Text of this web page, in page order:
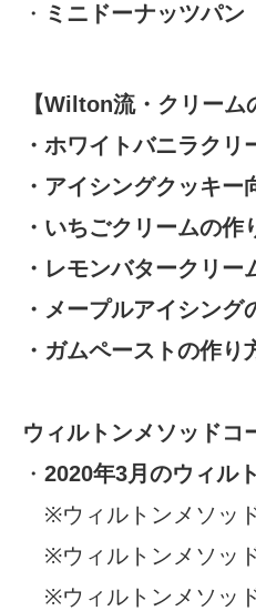
・ ミニドーナッツパン
【Wilton流・クリーム
・ ホワイトバニラクリ
・ アイシングクッキー
・ いちごクリームの作
・ レモンバタークリー
・ メープルアイシング
・ ガムペーストの作り
ウィルトンメソッドコ
・ 2020年3月のウィル
※ウィルトンメソッ
※ウィルトンメソッ
※ウィルトンメソッ